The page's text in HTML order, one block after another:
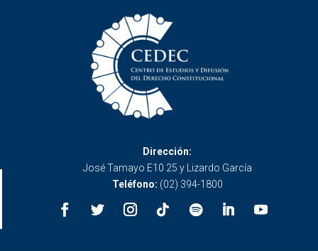
Dirección:
José Tamayo E10 25 y Lizardo García
Teléfono: (02) 394-1800